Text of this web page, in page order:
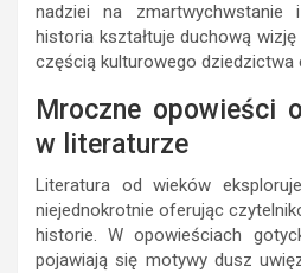
nadziei na
historia kształtuje duchową
częścią kulturowego dziedzictwa
Mroczne opowieści
w literaturze
Literatura od wieków
niejednokrotnie oferując
historie. W opowieściach
pojawiają się motywy dusz